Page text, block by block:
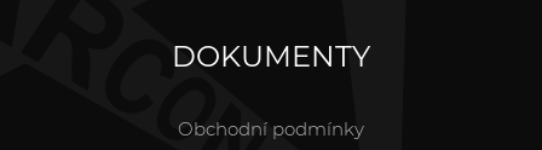
DOKUMENTY
Obchodní podmínky